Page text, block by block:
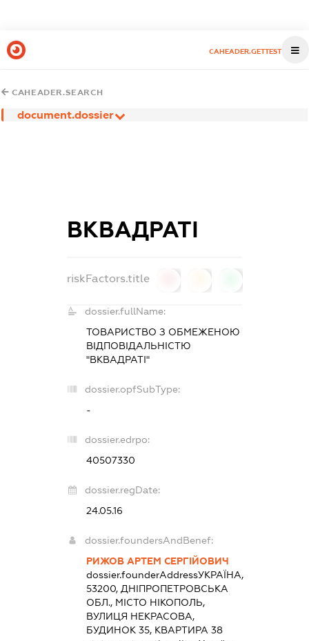
CAHEADER.GETTEST
CAHEADER.SEARCH
document.dossier
ВКВАДРАТІ
riskFactors.title
dossier.fullName:
ТОВАРИСТВО З ОБМЕЖЕНОЮ
ВІДПОВІДАЛЬНІСТЮ
"ВКВАДРАТІ"
dossier.opfSubType:
-
dossier.edrpo:
40507330
dossier.regDate:
24.05.16
dossier.foundersAndBenef:
РИЖОВ АРТЕМ СЕРГІЙОВИЧ
dossier.founderAddressУКРАЇНА,
53200, ДНІПРОПЕТРОВСЬКА
ОБЛ., МІСТО НІКОПОЛЬ,
ВУЛИЦЯ НЕКРАСОВА,
БУДИНОК 35, КВАРТИРА 38